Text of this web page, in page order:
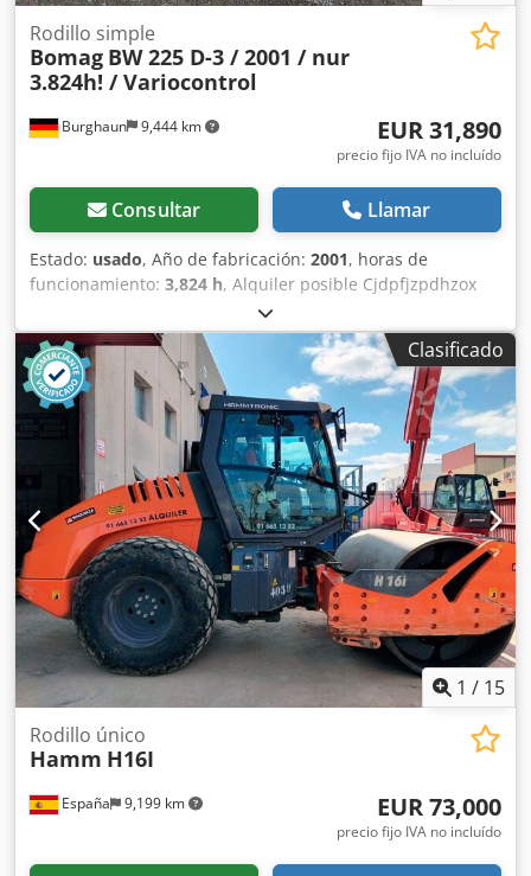
Burghaun 9,444 km
Rodillo simple
Bomag BW 225 D-3 / 2001 / nur
3.824h! / Variocontrol
EUR 31,890
precio fijo IVA no incluído
Consultar Llamar
Estado: usado, Año de fabricación: 2001, horas de
funcionamiento: 3,824 h, Alquiler posible Cjdpfjzpdhzox
Abxerf = Más información = Póngase en contacto con
Tobias Ebert para obtener más información.
Clasificado
1 / 15
España 9,199 km
Rodillo único
Hamm H16I
EUR 73,000
precio fijo IVA no incluído